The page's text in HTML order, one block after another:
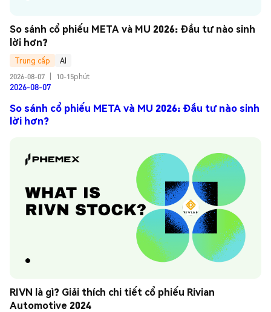
So sánh cổ phiếu META và MU 2026: Đầu tư nào sinh
lời hơn?
Trung cấp
AI
2026-08-07
10-15phút
2026-08-07
So sánh cổ phiếu META và MU 2026: Đầu tư nào sinh
lời hơn?
RIVN là gì? Giải thích chi tiết cổ phiếu Rivian
Automotive 2024